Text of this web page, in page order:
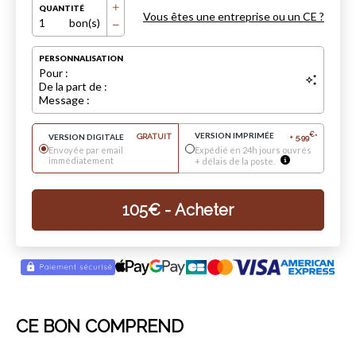
QUANTITÉ
1 bon(s) Vous êtes une entreprise ou un CE ?
PERSONNALISATION
Pour :
De la part de :
Message :
VERSION DIGITALE GRATUIT
Envoyée par email
immédiatement
VERSION IMPRIMÉE + 5.99€*
Expédié en 24h jours ouvrés
+ délais de la poste.
105€ - Acheter
CE BON COMPREND